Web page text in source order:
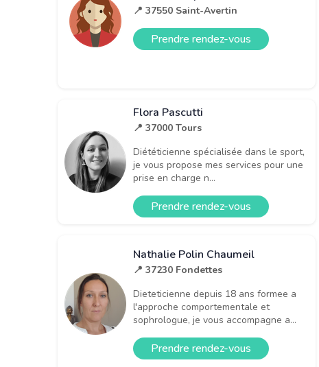
📍 37550 Saint-Avertin
Prendre rendez-vous
Flora Pascutti
📍 37000 Tours
Diététicienne spécialisée dans le sport,
je vous propose mes services pour une
prise en charge n...
Prendre rendez-vous
Nathalie Polin Chaumeil
📍 37230 Fondettes
Dieteticienne depuis 18 ans formee a
l'approche comportementale et
sophrologue, je vous accompagne a...
Prendre rendez-vous